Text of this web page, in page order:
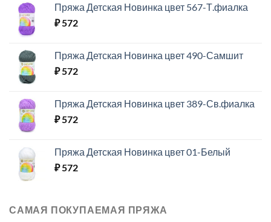
Пряжа Детская Новинка цвет 567-Т.фиалка
₽572
Пряжа Детская Новинка цвет 490-Самшит
₽572
Пряжа Детская Новинка цвет 389-Св.фиалка
₽572
Пряжа Детская Новинка цвет 01-Белый
₽572
САМАЯ ПОКУПАЕМАЯ ПРЯЖА